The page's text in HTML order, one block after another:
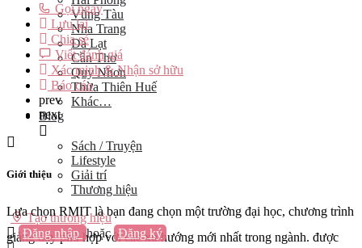
Vũng Tàu
Nha Trang
Đà Lạt
Cần Thơ
Quy Nhơn
Thừa Thiên Huế
Khác…
Blog
Sách / Truyện
Lifestyle
Giải trí
Thương hiệu
Tạo thương hiệu
Đăng nhập hoặc Đăng ký
Gọi ngay
Lưu lại
Chia sẻ
Viết đánh giá
Xác minh & Nhận sở hữu
Báo cáo
prev
next
Giới thiệu
Lựa chọn RMIT là bạn đang chọn một trường đại học, chương trình
giảng dạy phù hợp với các xu hướng mới nhất trong ngành. được